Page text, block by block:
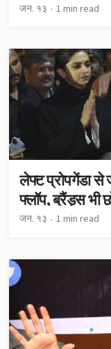
जन. १३ 1 min read
लेफ्ट प्रोपगेंडा से
फ्लॉप, ब्रैंड्स भी
जन. १३ 1 min read